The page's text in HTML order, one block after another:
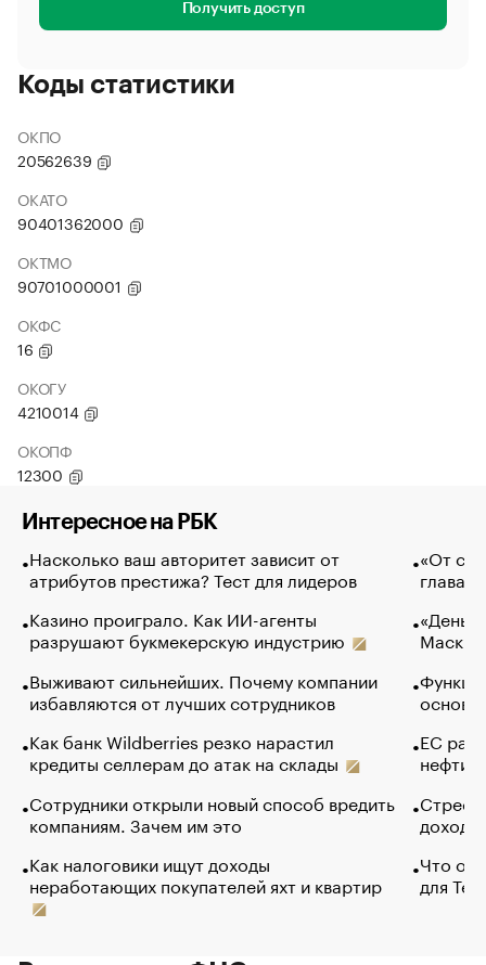
Получить доступ
Коды статистики
ОКПО
20562639
ОКАТО
90401362000
ОКТМО
90701000001
ОКФС
16
ОКОГУ
4210014
ОКОПФ
12300
Интересное на РБК
Насколько ваш авторитет зависит от
атрибутов престижа? Тест для лидеров
Казино проиграло. Как ИИ-агенты
разрушают букмекерскую индустрию
Выживают сильнейших. Почему компании
избавляются от лучших сотрудников
Как банк Wildberries резко нарастил
кредиты селлерам до атак на склады
Сотрудники открыли новый способ вредить
компаниям. Зачем им это
Как налоговики ищут доходы
неработающих покупателей яхт и квартир
«От
глава
Маск в
основ
ЕС
нефти
Что
для